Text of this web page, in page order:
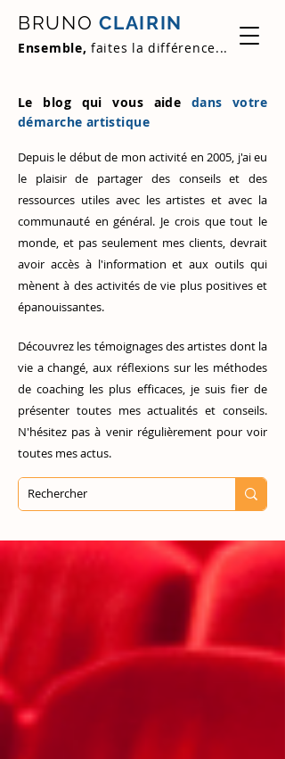
BRUNO CLAIRIN
Ensemble, faites la différence...
Le blog qui vous aide dans votre
démarche artistique
Depuis le début de mon activité en 2005, j'ai eu
le plaisir de partager des conseils et des
ressources utiles avec les artistes et avec la
communauté en général. Je crois que tout le
monde, et pas seulement mes clients, devrait
avoir accès à l'information et aux outils qui
mènent à des activités de vie plus positives et
épanouissantes.
Découvrez les témoignages des artistes dont la
vie a changé, aux réflexions sur les méthodes
de coaching les plus efficaces, je suis fier de
présenter toutes mes actualités et conseils.
N'hésitez pas à venir régulièrement pour voir
toutes mes actus.